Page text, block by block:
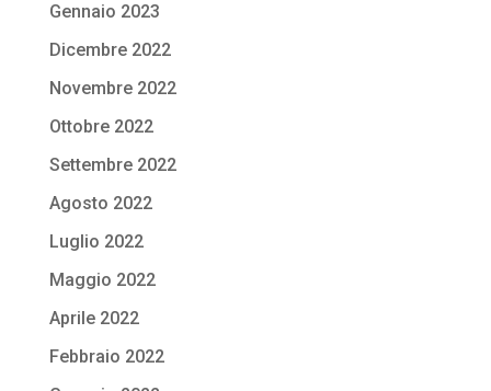
Gennaio 2023
Dicembre 2022
Novembre 2022
Ottobre 2022
Settembre 2022
Agosto 2022
Luglio 2022
Maggio 2022
Aprile 2022
Febbraio 2022